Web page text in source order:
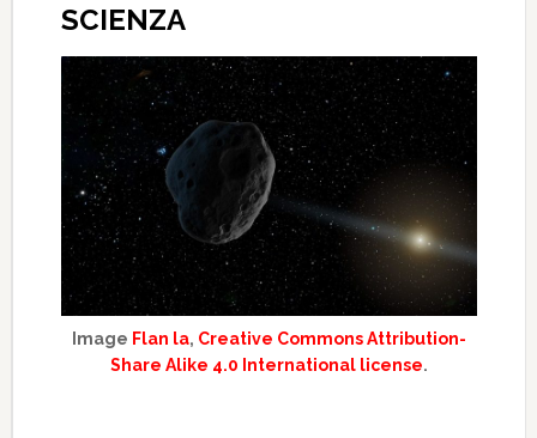
SCIENZA
Image Flan la, Creative Commons Attribution-
Share Alike 4.0 International license.